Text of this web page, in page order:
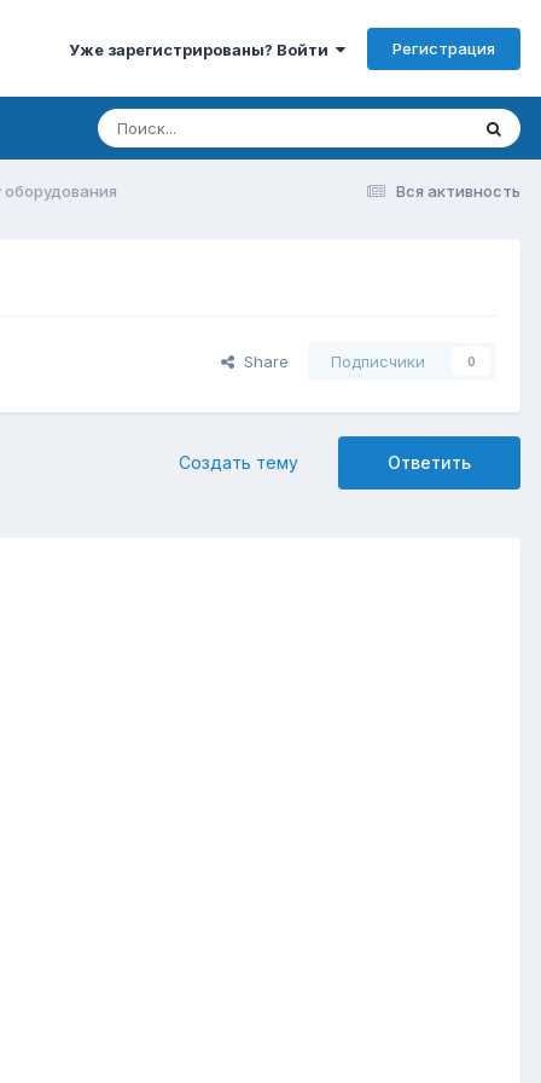
Уже зарегистрированы? Войти Регистрация
Вся активность
Share Подписчики 0
Ответить
Создать тему